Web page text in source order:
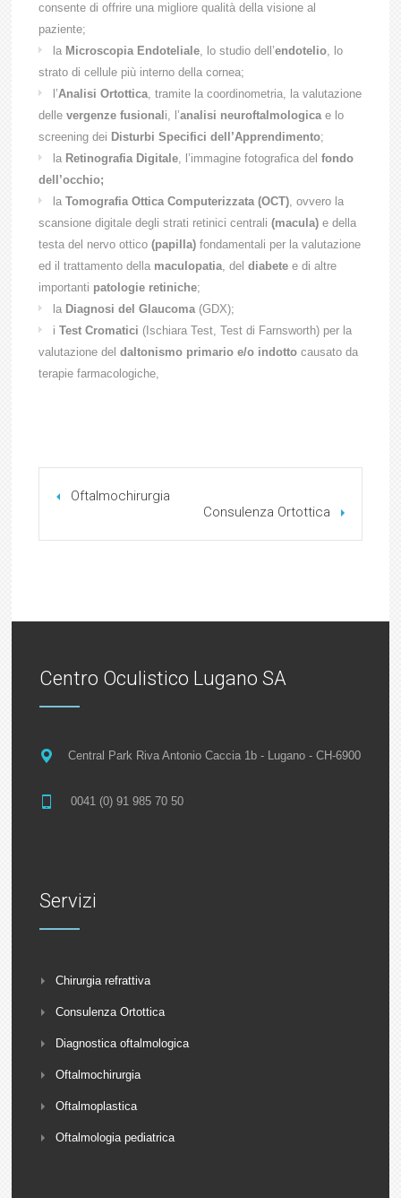
consente di offrire una migliore qualità della visione al
paziente;
la Microscopia Endoteliale, lo studio dell’endotelio, lo
strato di cellule più interno della cornea;
l’Analisi Ortottica, tramite la coordinometria, la valutazione
dellevergenze fusional i, l’analisi neuroftalmologicae lo
screening dei Disturbi Specifici dell’Apprendimento;
la Retinografia Digitale, l’immagine fotografica delfondo
dell’occhio;
laTomografia Ottica Computerizzata (OCT), ovvero la
scansione digitale degli strati retinici centrali(macula) e della
testa del nervo ottico(papilla) fondamentali per la valutazione
ed il trattamento della maculopatia, deldiabete e di altre
importanti patologie retiniche;
la Diagnosi del Glaucoma(GDX);
iTest Cromatici (Ischiara Test, Test di Farnsworth) per la
valutazione deldaltonismo primario e/o indotto causato da
terapie farmacologiche,
Oftalmochirurgia
Consulenza Ortottica
Centro Oculistico Lugano SA
Central Park Riva Antonio Caccia 1b - Lugano - CH-6900
0041 (0) 91 985 70 50
Servizi
Chirurgia refrattiva
Consulenza Ortottica
Diagnostica oftalmologica
Oftalmochirurgia
Oftalmoplastica
Oftalmologia pediatrica